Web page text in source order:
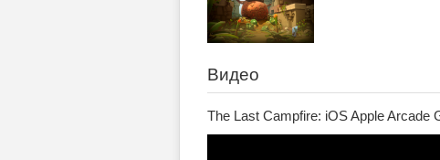
Видео
The Last Campfire: iOS Apple Arcade